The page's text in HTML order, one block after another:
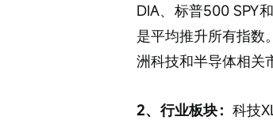
DIA、标普500 SPY
是平均推升所有指数
洲科技和半导体相关
2、行业板块： 科技